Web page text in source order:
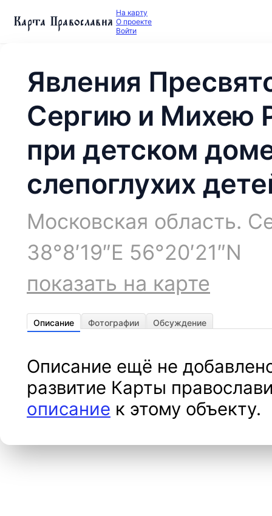
Карта Православия На карту
О проекте
Войти
Явления
Сергию и Михею
при детском
слепоглухих
Московская область.
38°8′19″E 56°20′21″N
показать на карте
Описание Фотографии Обсуждение
Описание ещё не
развитие Карты
описание к этому объекту.